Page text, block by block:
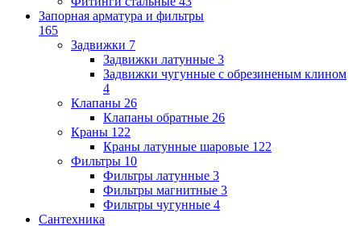
Запорная арматура и фильтры
165
Задвижки 7
Задвижки латунные 3
Задвижки чугунные с обрезиненым клином
4
Клапаны 26
Клапаны обратные 26
Краны 122
Краны латунные шаровые 122
Фильтры 10
Фильтры латунные 3
Фильтры магнитные 3
Фильтры чугунные 4
Сантехника